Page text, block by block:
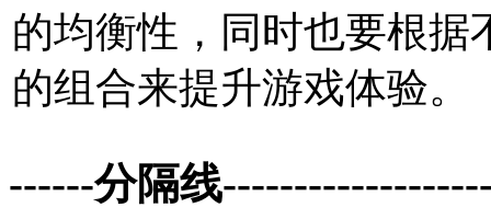
的均衡性，同时也要根据
的组合来提升游戏体验。
------分隔线